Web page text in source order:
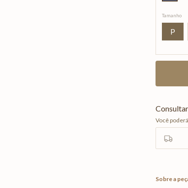
Tamanho
P
Sobre a